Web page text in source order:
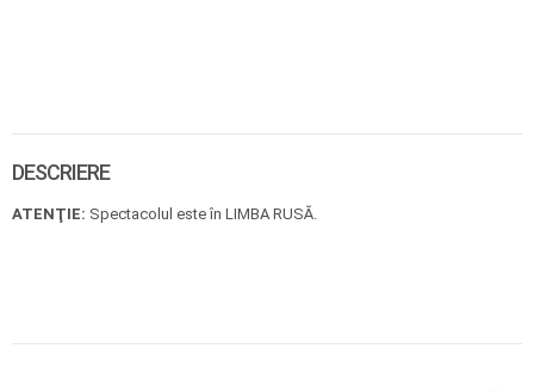
DESCRIERE
ATENŢIE: Spectacolul este în LIMBA RUSĂ.